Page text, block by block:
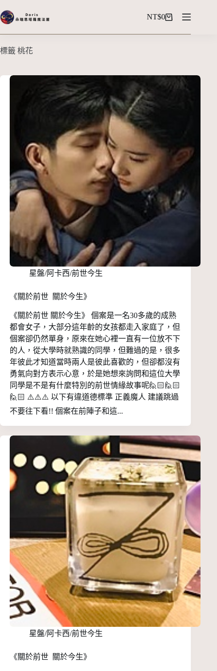
NT$0
標籤 桃花
星盤/阿卡西/前世今生
《關於前世 關於今生》
《關於前世 關於今生》 個案是一名30多歲的成熟
都會女子，大部分這年齡的女孩都走入家庭了，但
個案卻仍然單身，原來在她心裡一直有一位放不下
的人，從大學時就熟識的同學，但難過的是，很多
年彼此才知道當時兩人是彼此喜歡的，但卻都沒有
勇氣向對方表示心意，於是她想來詢問和這位大學
同學是不是有什麼特別的前世情緣故事呢🙋🏻🙋🏻
🙋🏻 ⚠️⚠️⚠️ 以下有違道德標準 正義魔人 建議跳過
不要往下看!! 個案在前陣子和這...
星盤/阿卡西/前世今生
《關於前世 關於今生》